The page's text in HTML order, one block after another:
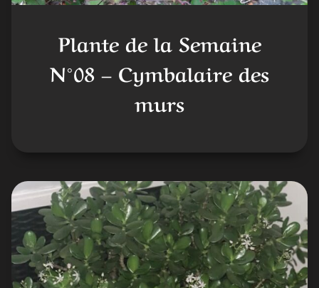
Plante de la Semaine
N°08 – Cymbalaire des
murs